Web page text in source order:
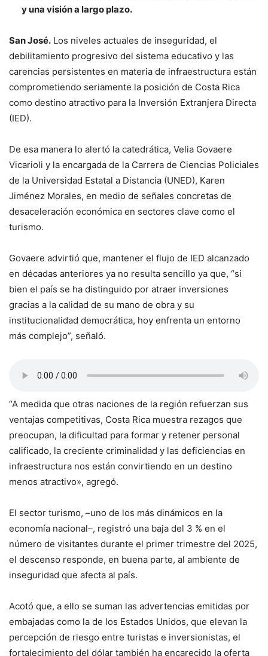
y una visión a largo plazo.
San José. Los niveles actuales de inseguridad, el
debilitamiento progresivo del sistema educativo y las
carencias persistentes en materia de infraestructura están
comprometiendo seriamente la posición de Costa Rica
como destino atractivo para la Inversión Extranjera Directa
(IED).
De esa manera lo alertó la catedrática, Velia Govaere
Vicarioli y la encargada de la Carrera de Ciencias Policiales
de la Universidad Estatal a Distancia (UNED), Karen
Jiménez Morales, en medio de señales concretas de
desaceleración económica en sectores clave como el
turismo.
Govaere advirtió que, mantener el flujo de IED alcanzado
en décadas anteriores ya no resulta sencillo ya que, “si
bien el país se ha distinguido por atraer inversiones
gracias a la calidad de su mano de obra y su
institucionalidad democrática, hoy enfrenta un entorno
más complejo”, señaló.
“A medida que otras naciones de la región refuerzan sus
ventajas competitivas, Costa Rica muestra rezagos que
preocupan, la dificultad para formar y retener personal
calificado, la creciente criminalidad y las deficiencias en
infraestructura nos están convirtiendo en un destino
menos atractivo», agregó.
El sector turismo, –uno de los más dinámicos en la
economía nacional–, registró una baja del 3 % en el
número de visitantes durante el primer trimestre del 2025,
el descenso responde, en buena parte, al ambiente de
inseguridad que afecta al país.
Acotó que, a ello se suman las advertencias emitidas por
embajadas como la de los Estados Unidos, que elevan la
percepción de riesgo entre turistas e inversionistas, el
fortalecimiento del dólar también ha encarecido la oferta